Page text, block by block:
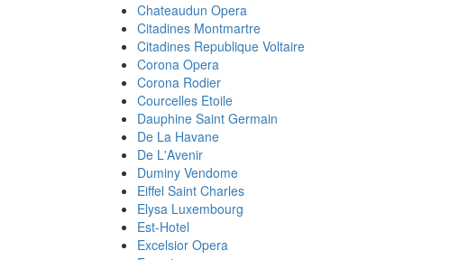
Chateaudun Opera
Citadines Montmartre
Citadines Republique Voltaire
Corona Opera
Corona Rodier
Courcelles Etoile
Dauphine Saint Germain
De La Havane
De L'Avenir
Duminy Vendome
Eiffel Saint Charles
Elysa Luxembourg
Est-Hotel
Excelsior Opera